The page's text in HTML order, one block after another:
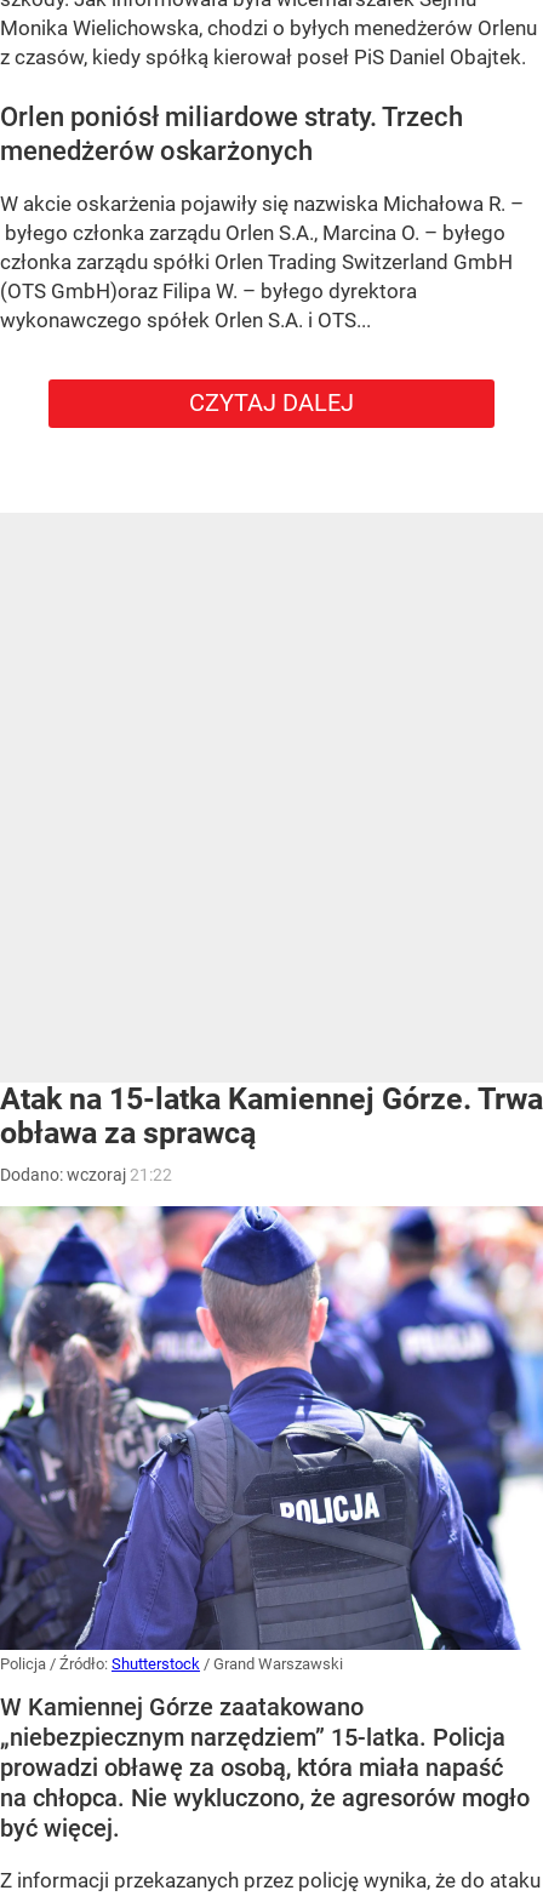
Monika Wielichowska, chodzi o byłych menedżerów Orlenu
z czasów, kiedy spółką kierował poseł PiS Daniel Obajtek.
Orlen poniósł miliardowe straty. Trzech
menedżerów oskarżonych
W akcie oskarżenia pojawiły się nazwiska Michałowa R. –
byłego członka zarządu Orlen S.A., Marcina O. – byłego
członka zarządu spółki Orlen Trading Switzerland GmbH
(OTS GmbH)oraz Filipa W. – byłego dyrektora
wykonawczego spółek Orlen S.A. i OTS...
CZYTAJ DALEJ
Atak na 15-latka Kamiennej Górze. Trwa
obława za sprawcą
Dodano:wczoraj 21:22
Policja / Źródło: Shutterstock / Grand Warszawski
W Kamiennej Górze zaatakowano
„niebezpiecznym narzędziem” 15-latka. Policja
prowadzi obławę za osobą, która miała napaść
na chłopca. Nie wykluczono, że agresorów mogło
być więcej.
Z informacji przekazanych przez policję wynika, że do ataku